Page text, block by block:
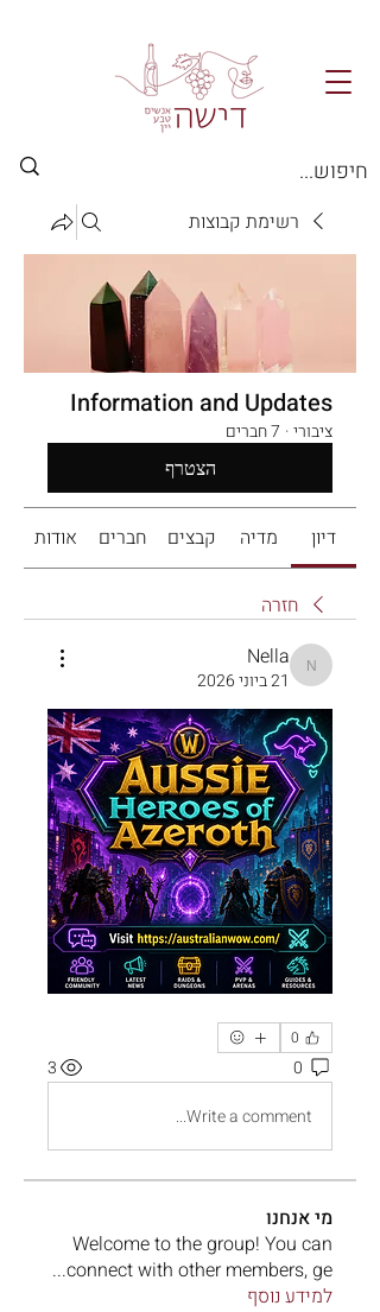
רשימת קבוצות
Information and Updates
ציבורי· 7 חברים
הצטרף
דיון מדיה קבצים חברים אודות
חזרה
Nella
Nella
21 ביוני 2026
0
0
3
Write a comment...
מי אנחנו
Welcome to the group! You can
connect with other members, ge
...
למידע נוסף